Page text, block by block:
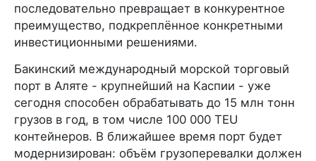
последовательно превращает в конкурентное
преимущество, подкреплённое конкретными
инвестиционными решениями.
Бакинский международный морской торговый
порт в Аляте - крупнейший на Каспии - уже
сегодня способен обрабатывать до 15 млн тонн
грузов в год, в том числе 100 000 TEU
контейнеров. В ближайшее время порт будет
модернизирован: объём грузоперевалки должен